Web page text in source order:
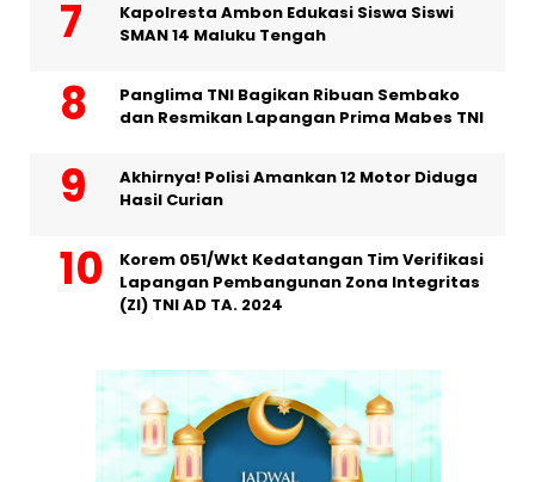
Kapolresta Ambon Edukasi Siswa Siswi
SMAN 14 Maluku Tengah
Panglima TNI Bagikan Ribuan Sembako
dan Resmikan Lapangan Prima Mabes TNI
Akhirnya! Polisi Amankan 12 Motor Diduga
Hasil Curian
Korem 051/Wkt Kedatangan Tim Verifikasi
Lapangan Pembangunan Zona Integritas
(ZI) TNI AD TA. 2024